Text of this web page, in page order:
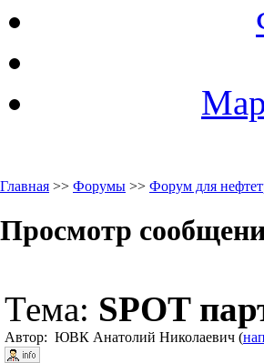
Главная >> Форумы >> Форум для
Просмотр
Тема: SPOT
Автор: ЮВК Анатолий Николаевич (